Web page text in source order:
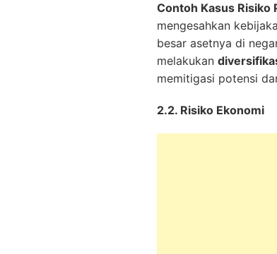
Contoh Kasus Risiko
mengesahkan
besar asetnya di
melakukan
memitigasi potensi
2.2. Risiko Ekonomi